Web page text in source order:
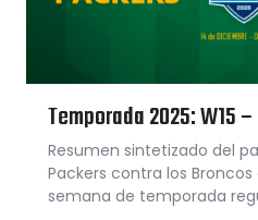
Temporada 2025: W15
Resumen sintetizado del
Packers contra los
semana de temporada